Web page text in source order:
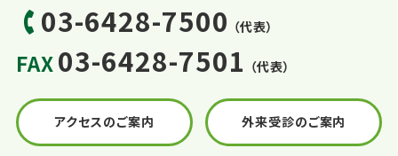
03-6428-7500 （代表）
FAX03-6428-7501 （代表）
アクセスのご案内 外来受診のご案内